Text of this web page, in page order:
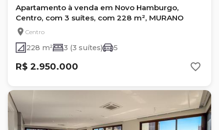
Apartamento à venda em Novo Hamburgo,
Centro, com 3 suítes, com 228 m², MURANO
Centro
228 m² 3 (3 suítes) 5
R$ 2.950.000